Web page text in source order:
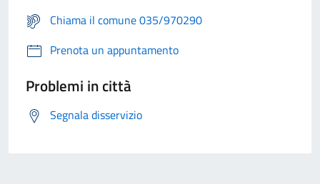
Chiama il comune 035/970290
Prenota un appuntamento
Problemi in città
Segnala disservizio